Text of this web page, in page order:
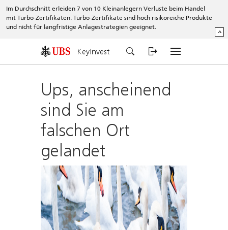
Im Durchschnitt erleiden 7 von 10 Kleinanlegern Verluste beim Handel
mit Turbo-Zertifikaten. Turbo-Zertifikate sind hoch risikoreiche Produkte
und nicht für langfristige Anlagestrategien geeignet.
^
KeyInvest
Ups, anscheinend
sind Sie am
falschen Ort
gelandet